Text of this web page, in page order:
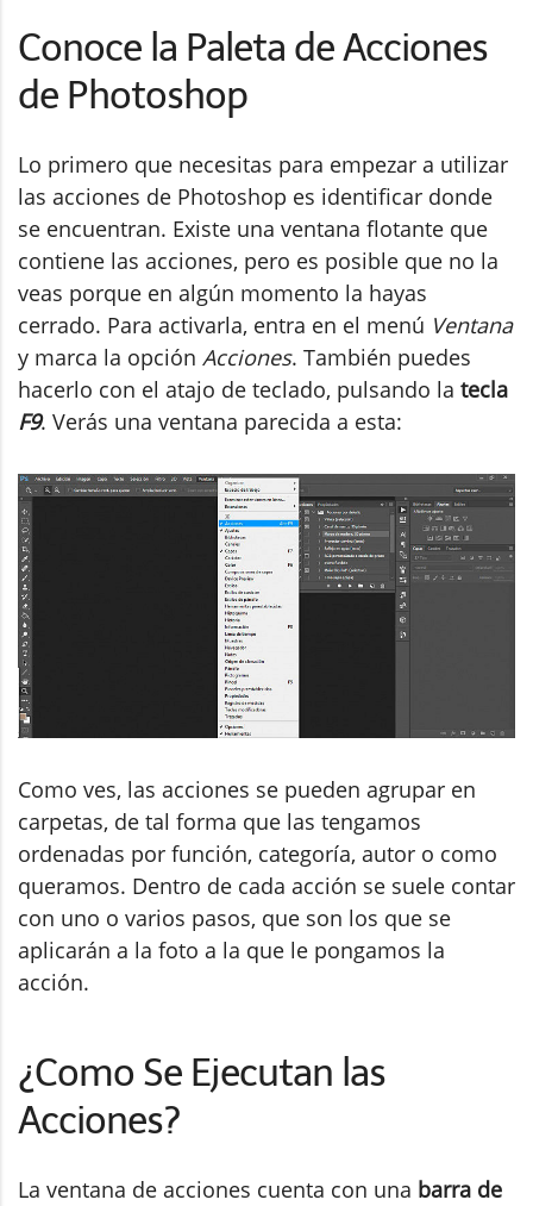
Conoce la Paleta de Acciones
de Photoshop
Lo primero que necesitas para empezar a utilizar
las acciones de Photoshop es identificar donde
se encuentran. Existe una ventana flotante que
contiene las acciones, pero es posible que no la
veas porque en algún momento la hayas
cerrado. Para activarla, entra en el menú Ventana
y marca la opción Acciones. También puedes
hacerlo con el atajo de teclado, pulsando la tecla
F9. Verás una ventana parecida a esta:
Como ves, las acciones se pueden agrupar en
carpetas, de tal forma que las tengamos
ordenadas por función, categoría, autor o como
queramos. Dentro de cada acción se suele contar
con uno o varios pasos, que son los que se
aplicarán a la foto a la que le pongamos la
acción.
¿Como Se Ejecutan las
Acciones?
La ventana de acciones cuenta con una barra de